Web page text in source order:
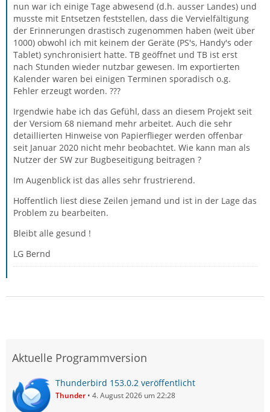
nun war ich einige Tage abwesend (d.h. ausser Landes) und
musste mit Entsetzen feststellen, dass die Vervielfältigung
der Erinnerungen drastisch zugenommen haben (weit über
1000) obwohl ich mit keinem der Geräte (PS's, Handy's oder
Tablet) synchronisiert hatte. TB geöffnet und TB ist erst
nach Stunden wieder nutzbar gewesen. Im exportierten
Kalender waren bei einigen Terminen sporadisch o.g.
Fehler erzeugt worden. ???
Irgendwie habe ich das Gefühl, dass an diesem Projekt seit
der Versiom 68 niemand mehr arbeitet. Auch die sehr
detaillierten Hinweise von Papierflieger werden offenbar
seit Januar 2020 nicht mehr beobachtet. Wie kann man als
Nutzer der SW zur Bugbeseitigung beitragen ?
Im Augenblick ist das alles sehr frustrierend.
Hoffentlich liest diese Zeilen jemand und ist in der Lage das
Problem zu bearbeiten.
Bleibt alle gesund !
LG Bernd
Aktuelle Programmversion
Thunderbird 153.0.2 veröffentlicht
Thunder 4. August 2026 um 22:28